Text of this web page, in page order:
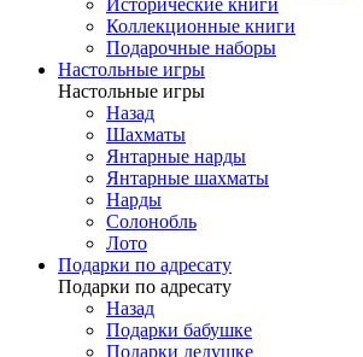
Исторические книги
Коллекционные книги
Подарочные наборы
Настольные игры
Настольные игры
Назад
Шахматы
Янтарные нарды
Янтарные шахматы
Нарды
Солонобль
Лото
Подарки по адресату
Подарки по адресату
Назад
Подарки бабушке
Подарки дедушке